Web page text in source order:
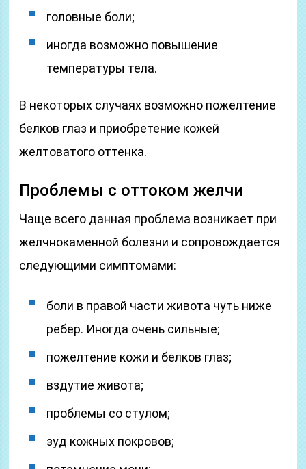
головные боли;
иногда возможно повышение
температуры тела.
В некоторых случаях возможно пожелтение
белков глаз и приобретение кожей
желтоватого оттенка.
Проблемы с оттоком желчи
Чаще всего данная проблема возникает при
желчнокаменной болезни и сопровождается
следующими симптомами:
боли в правой части живота чуть ниже
ребер. Иногда очень сильные;
пожелтение кожи и белков глаз;
вздутие живота;
проблемы со стулом;
зуд кожных покровов;